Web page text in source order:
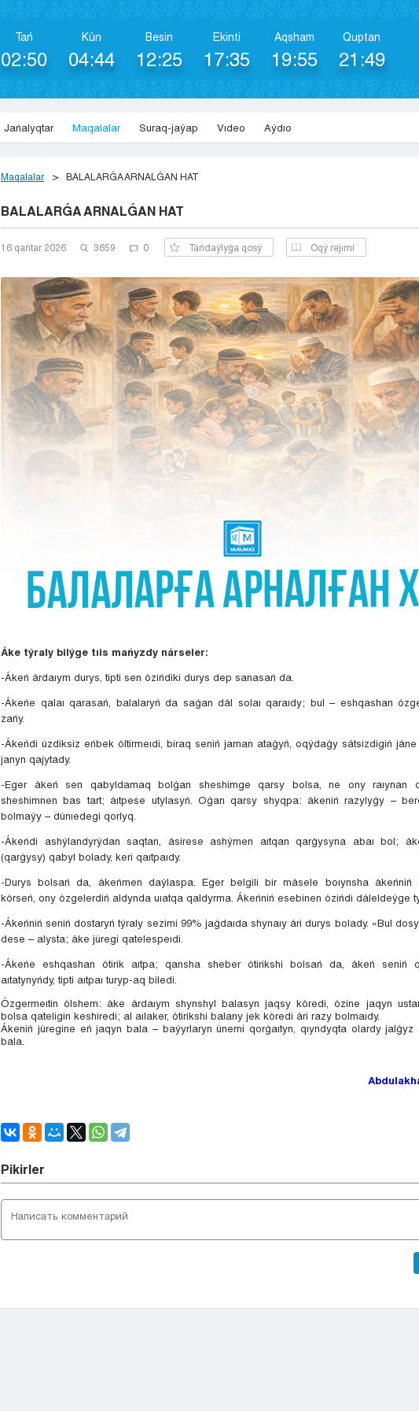
Tań
02:50
Kún
04:44
Besіn
12:25
Ekіntі
17:35
Aqsham
19:55
Quptan
21:49
Jańalyqtar Maqalalar Suraq-jaýap Vıdeo Aýdıo
Maqalalar BALALARǴA ARNALǴAN HAT
BALALARǴA ARNALǴAN HAT
16 qańtar 2026 3659 0 Tańdaýlyǵa qosý Оqý rejımi
Áke týraly bilýge tıis mańyzdy nárseler:
-Ákeń árdaıym durys, tipti sen ózińdiki durys dep sanasań da.
-Ákeńe qalaı qarasań, balalaryń da saǵan dál solaı qaraıdy; bul – eshqashan
zańy.
-Ákeńdi úzdiksiz eńbek óltirmeıdi, biraq seniń jaman ataǵyń, oqýdaǵy sátsizdigiń
janyn qajytady.
-Eger ákeń sen qabyldamaq bolǵan sheshimge qarsy bolsa, ne ony raıynan
sheshimnen bas tart; áıtpese utylasyń. Oǵan qarsy shyqpa: ákeniń razylyǵy –
bolmaýy – dúnıedegi qorlyq.
-Ákeńdi ashýlandyrýdan saqtan, ásirese ashýmen aıtqan qarǵysyna abaı bol;
(qarǵysy) qabyl bolady, keri qaıtpaıdy.
-Durys bolsań da, ákeńmen daýlaspa. Eger belgili bir másele boıynsha ákeńniń
kórseń, ony ózgelerdiń aldynda uıatqa qaldyrma. Ákeńniń esebinen ózińdi dáleldeýge
-Ákeńniń seniń dostaryń týraly sezimi 99% jaǵdaıda shynaıy ári durys bolady. «Bul
dese – alysta; áke júregi qatelespeıdi.
-Ákeńe eshqashan ótirik aıtpa; qansha sheber ótirikshi bolsań da, ákeń seniń
aıtatynyńdy, tipti aıtpaı turyp-aq biledi.
Ózgermeıtin ólshem: áke árdaıym shynshyl balasyn jaqsy kóredi, ózine jaqyn
bolsa qateligin keshiredi; al aılaker, ótirikshi balany jek kóredi ári razy bolmaıdy.
Ákeniń júregine eń jaqyn bala – baýyrlaryn únemi qorǵaıtyn, qıyndyqta olardy jalǵyz
bala.
Pіkіrler